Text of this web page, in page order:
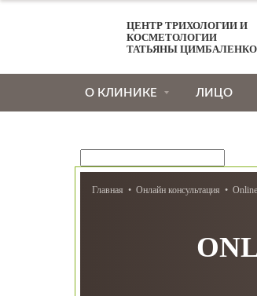
ЦЕНТР ТРИХОЛОГИИ И
КОСМЕТОЛОГИИ
ТАТЬЯНЫ ЦИМБАЛЕНКО
О КЛИНИКЕ ЛИЦО
Главная Онлайн консультация